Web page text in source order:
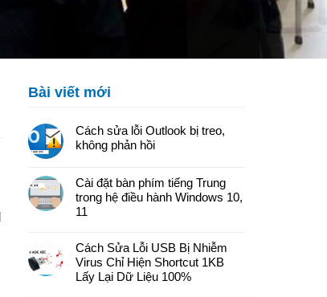
Bài viết mới
Cách sửa lỗi Outlook bị treo,
không phản hồi
Cài đặt bàn phím tiếng Trung
trong hệ điều hành Windows 10,
11
Cách Sửa Lỗi USB Bị Nhiễm
Virus Chỉ Hiện Shortcut 1KB
Lấy Lại Dữ Liệu 100%